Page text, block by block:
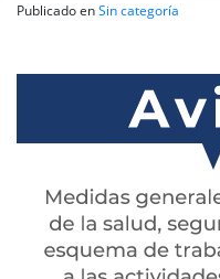
Publicado enSin categoría